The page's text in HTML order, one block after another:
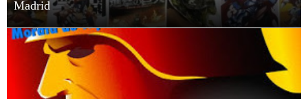
Madrid